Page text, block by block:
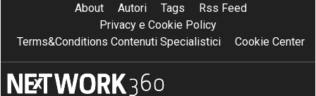
About Autori Tags
Rss Feed
Privacy e Cookie Policy
Terms&Conditions Contenuti Specialistici
Cookie Center